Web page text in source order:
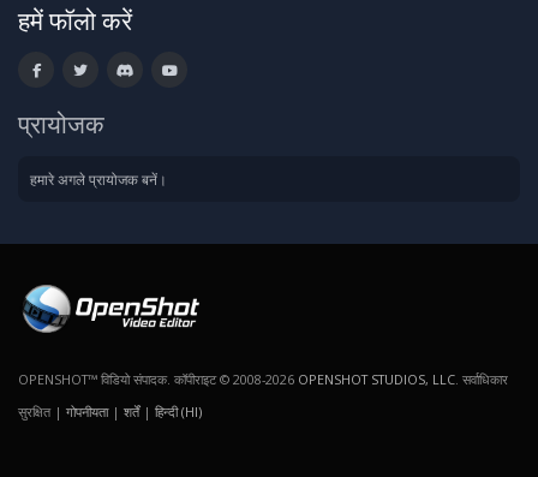
हमें फॉलो करें
प्रायोजक
हमारे अगले प्रायोजक बनें।
OPENSHOT™ विडियो संपादक. कॉपीराइट © 2008-2026 OPENSHOT STUDIOS, LLC . सर्वाधिकार
सुरक्षित | गोपनीयता| शर्तें| हिन्दी (HI)